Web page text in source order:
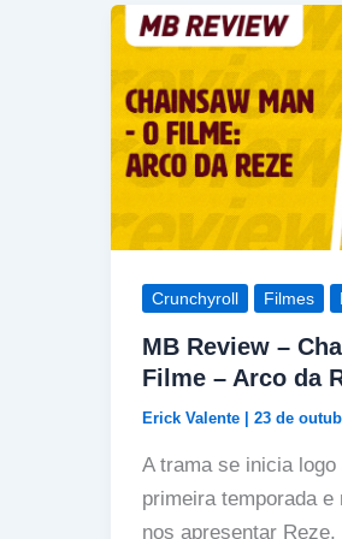
Crunchyroll Filmes
MB Review –
Filme – Arco da
Erick Valente 23 de
A trama se inicia
primeira temporada e
nos apresentar